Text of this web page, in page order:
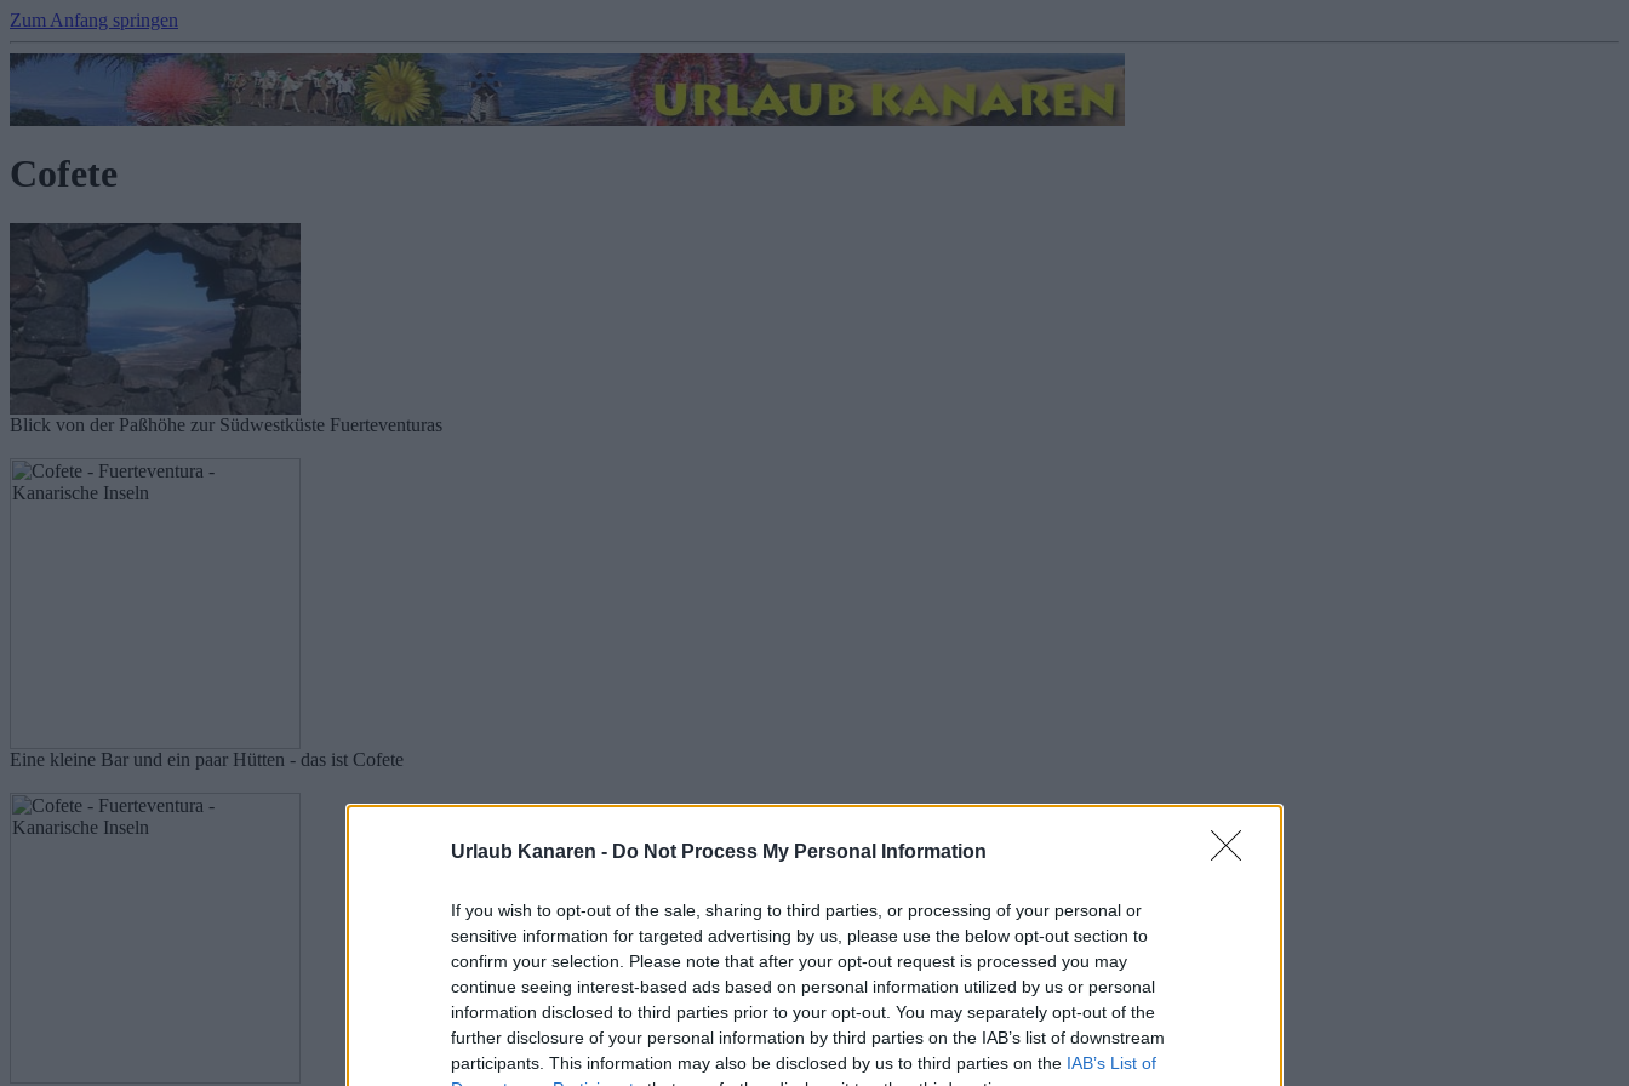
Urlaub Kanaren - Do Not Process My Personal Information
If you wish to opt-out of the sale, sharing to third parties, or processing of your personal or
sensitive information for targeted advertising by us, please use the below opt-out section to
confirm your selection. Please note that after your opt-out request is processed you may
continue seeing interest-based ads based on personal information utilized by us or personal
information disclosed to third parties prior to your opt-out. You may separately opt-out of the
further disclosure of your personal information by third parties on the IAB’s list of downstream
participants. This information may also be disclosed by us to third parties on the IAB’s List of
Zum Anfang springen
Cofete
Blick von der Paßhöhe zur Südwestküste Fuerteventuras
Eine kleine Bar und ein paar Hütten - das ist Cofete